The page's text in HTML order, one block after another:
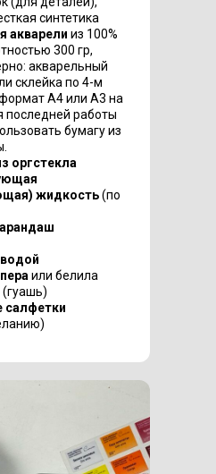
синтетика
акварели из 100%
300 гр,
акварельный
склейка по 4-м
А4 или А3 на
последней работы
бумагу из
оргстекла
жидкость(по
или белила
салфетки